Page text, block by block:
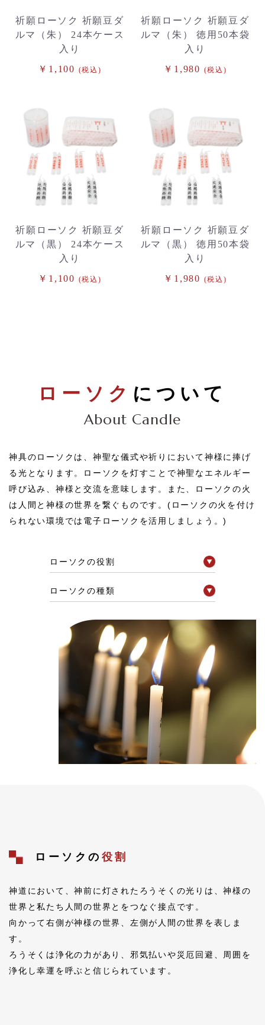
祈願ローソク 祈願豆ダ
ルマ（朱） 24本ケース
入り
￥1,100 (税込)
祈願ローソク 祈願豆ダ
ルマ（朱） 徳用50本袋
入り
￥1,980 (税込)
祈願ローソク 祈願豆ダ
ルマ（黒） 24本ケース
入り
￥1,100 (税込)
祈願ローソク 祈願豆ダ
ルマ（黒） 徳用50本袋
入り
￥1,980 (税込)
ローソク について
About Candle
神具のローソクは、神聖な儀式や祈りにおいて神様に捧げ
る光となります。
ローソクを灯すことで神聖なエネルギー
呼び込み、神様と交流を意味します。また、ローソクの火
は人間と神様の世界を繋ぐものです。(ローソクの火を付け
られない環境では電子ローソクを活用しましょう。)
ローソクの役割
ローソクの種類
ローソクの 役割
神道において、神前に灯されたろうそくの光りは、神様の
世界と私たち人間の世界とをつなぐ接点です。
向かって右側が神様の世界、左側が人間の世界を表しま
す。
ろうそくは浄化の力があり、邪気払いや災厄回避、周囲を
浄化し幸運を呼ぶと信じられています。